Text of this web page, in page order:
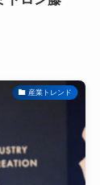
産業トレンド